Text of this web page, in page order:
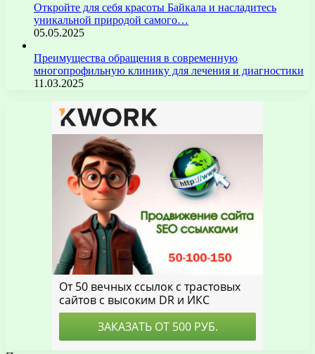
Откройте для себя красоты Байкала и насладитесь
уникальной природой самого…
05.05.2025
Преимущества обращения в современную
многопрофильную клинику для лечения и диагностики
11.03.2025